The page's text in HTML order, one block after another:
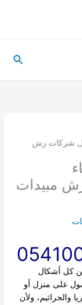
مبيدات بتيماء 0541008053 دليل شركات رش
رش مبيدات
كل أشكال
على منزل أو
والجراثيم، ولأن